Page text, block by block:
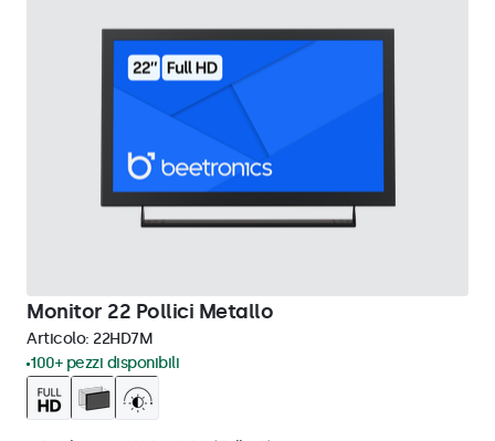
Monitor 22 Pollici Metallo
Articolo: 22HD7M
100+ pezzi disponibili